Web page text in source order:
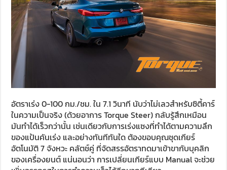
อัตราเร่ง 0-100 กม./ชม. ใน 7.1 วินาที นับว่าไม่เลวสำหรับซิตี้คาร์
ในความเป็นจริง (ด้วยอาการ Torque Steer) กลับรู้สึกเหมือน
มันทำได้เร็วกว่านั้น เช่นเดียวกับการเร่งแซงที่ทำได้ตามความลึก
ของแป้นคันเร่ง และอย่างทันทีทันใด ต้องขอบคุณชุดเกียร์
อัตโนมัติ 7 จังหวะ คลัตช์คู่ ที่จัดสรรอัตราทดมาเข้าขากับบุคลิก
ของเครื่องยนต์ แน่นอนว่า การเปลี่ยนเกียร์แบบ Manual จะช่วย